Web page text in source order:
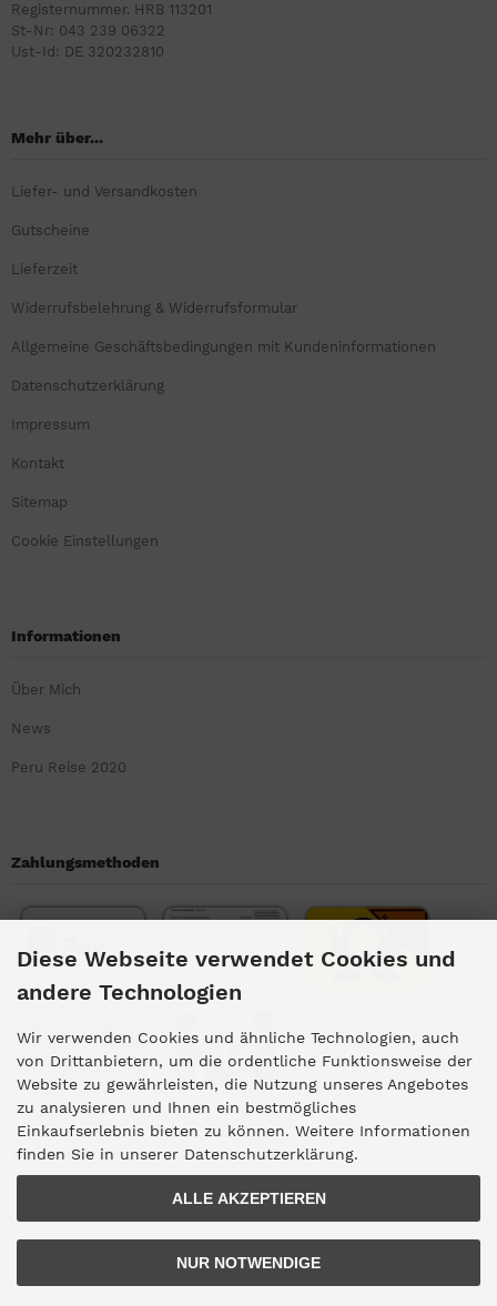
Registernummer. HRB 113201
St-Nr: 043 239 06322
Ust-Id: DE 320232810
Mehr über...
Liefer- und Versandkosten
Gutscheine
Lieferzeit
Widerrufsbelehrung & Widerrufsformular
Allgemeine Geschäftsbedingungen mit Kundeninformationen
Datenschutzerklärung
Impressum
Kontakt
Sitemap
Cookie Einstellungen
Informationen
Über Mich
News
Peru Reise 2020
Zahlungsmethoden
Kundengruppe
Diese Webseite verwendet Cookies und
andere Technologien
Wir verwenden Cookies und ähnliche Technologien, auch
von Drittanbietern, um die ordentliche Funktionsweise der
Website zu gewährleisten, die Nutzung unseres Angebotes
zu analysieren und Ihnen ein bestmögliches
Einkaufserlebnis bieten zu können. Weitere Informationen
finden Sie in unserer Datenschutzerklärung.
ALLE AKZEPTIEREN
NUR NOTWENDIGE